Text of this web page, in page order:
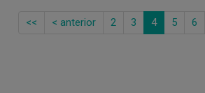
<< < anterior 2 3 4 5 6